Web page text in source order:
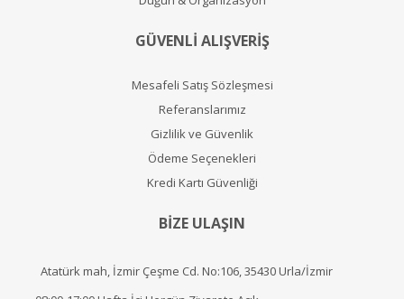
GÜVENLİ ALIŞVERİŞ
Mesafeli Satış Sözleşmesi
Referanslarımız
Gizlilik ve Güvenlik
Ödeme Seçenekleri
Kredi Kartı Güvenliği
BİZE ULAŞIN
Atatürk mah, İzmir Çeşme Cd. No:106, 35430 Urla/İzmir